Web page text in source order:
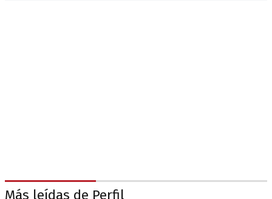
Más leídas de Perfil